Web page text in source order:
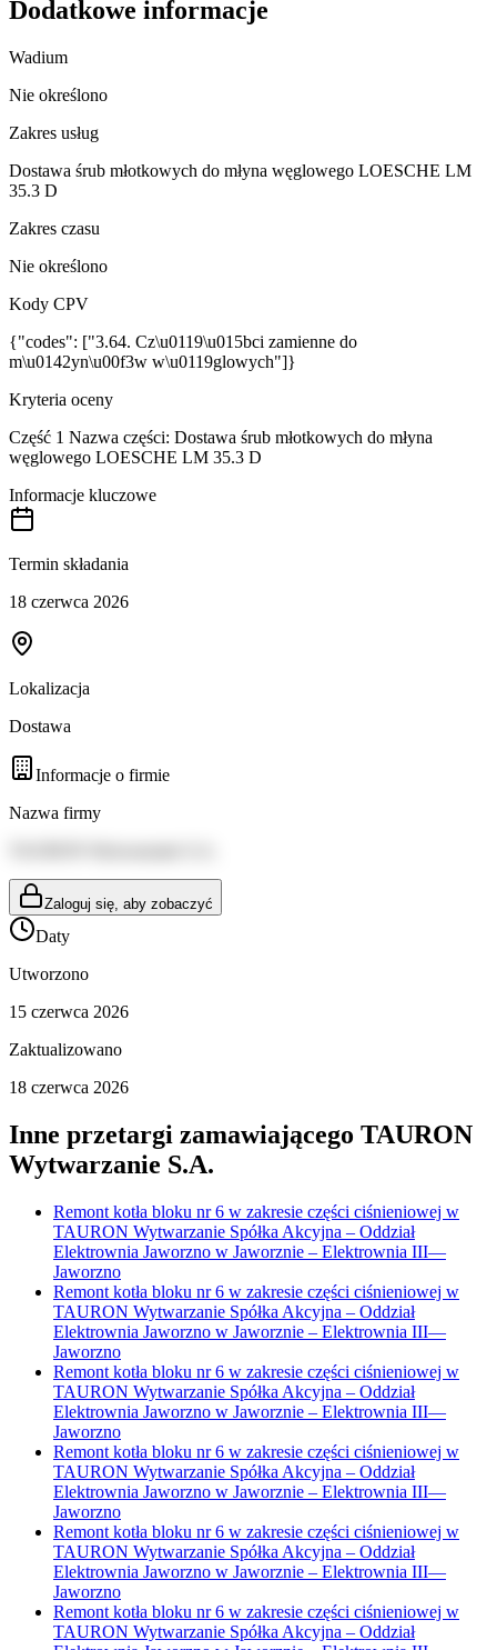
Dodatkowe informacje
Wadium
Nie określono
Zakres usług
Dostawa śrub młotkowych do młyna węglowego LOESCHE LM
35.3 D
Zakres czasu
Nie określono
Kody CPV
{"codes": ["3.64. Cz\u0119\u015bci zamienne do
m\u0142yn\u00f3w w\u0119glowych"]}
Kryteria oceny
Część 1 Nazwa części: Dostawa śrub młotkowych do młyna
węglowego LOESCHE LM 35.3 D
Informacje kluczowe
Termin składania
18 czerwca 2026
Lokalizacja
Dostawa
Informacje o firmie
Nazwa firmy
Zaloguj się, aby zobaczyć
Daty
Utworzono
15 czerwca 2026
Zaktualizowano
18 czerwca 2026
Inne przetargi zamawiającego TAURON
Wytwarzanie S.A.
Remont kotła bloku nr 6 w zakresie części ciśnieniowej w
TAURON Wytwarzanie Spółka Akcyjna – Oddział
Elektrownia Jaworzno w Jaworznie – Elektrownia III—
Jaworzno
Remont kotła bloku nr 6 w zakresie części ciśnieniowej w
TAURON Wytwarzanie Spółka Akcyjna – Oddział
Elektrownia Jaworzno w Jaworznie – Elektrownia III—
Jaworzno
Remont kotła bloku nr 6 w zakresie części ciśnieniowej w
TAURON Wytwarzanie Spółka Akcyjna – Oddział
Elektrownia Jaworzno w Jaworznie – Elektrownia III—
Jaworzno
Remont kotła bloku nr 6 w zakresie części ciśnieniowej w
TAURON Wytwarzanie Spółka Akcyjna – Oddział
Elektrownia Jaworzno w Jaworznie – Elektrownia III—
Jaworzno
Remont kotła bloku nr 6 w zakresie części ciśnieniowej w
TAURON Wytwarzanie Spółka Akcyjna – Oddział
Elektrownia Jaworzno w Jaworznie – Elektrownia III—
Jaworzno
Remont kotła bloku nr 6 w zakresie części ciśnieniowej w
TAURON Wytwarzanie Spółka Akcyjna – Oddział